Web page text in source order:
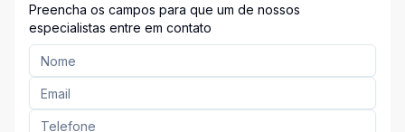
Preencha os campos para que um de nossos
especialistas entre em contato